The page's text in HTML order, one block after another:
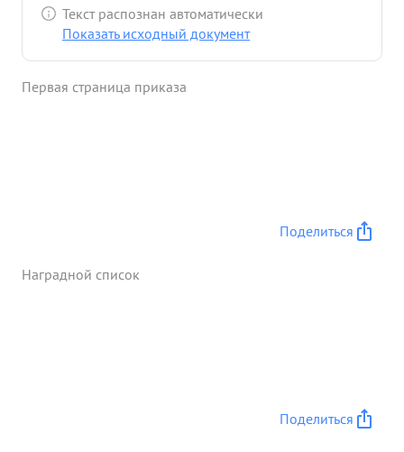
Текст распознан автоматически
Показать исходный документ
Первая страница приказа
Поделиться
Наградной список
Поделиться